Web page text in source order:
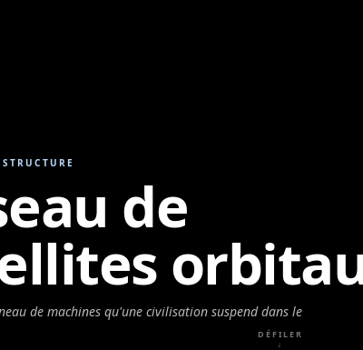
de
de machines qu'une civilisation suspend dans le
DÉFILER
↓